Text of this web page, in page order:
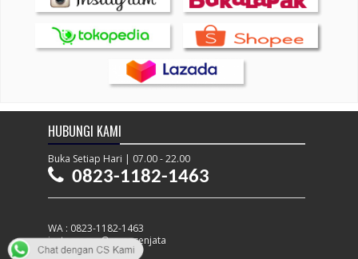
HUBUNGI KAMI
Buka Setiap Hari | 07.00 - 22.00
0823-1182-1463
WA : 0823-1182-1463
instagram : @ramasenjata